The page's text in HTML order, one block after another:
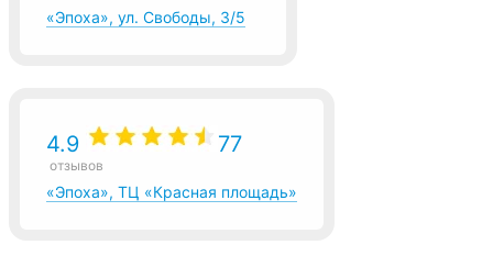
«Эпоха», ул. Свободы, 3/5
4.9 77
отзывов
«Эпоха», ТЦ «Красная площадь»